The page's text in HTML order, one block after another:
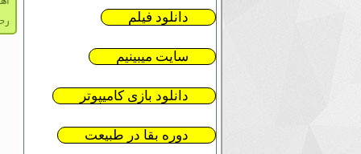
دانلود فیلم
سایت میبینیم
دانلود بازی کامیپوتر
دوره بقا در طبیعت